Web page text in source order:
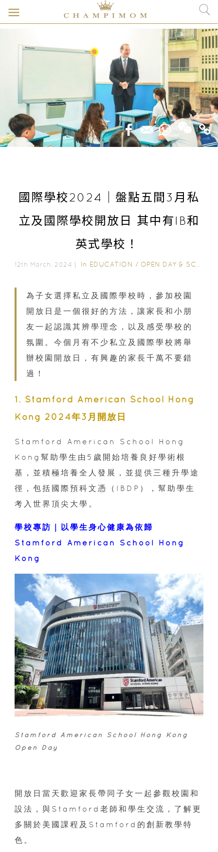
國際學校2024｜盤點五間3月私
立及國際學校開放日 其中有IB和
英式學校！
12th March, 2024｜ In EDUCATION / OPEN DAY & SCHOOL EVENTS
為子女選擇私立及國際學校時，參加校園
開放日是一個很好的方法，讓家長和小朋
友一起認識其辨學理念，以及感受學校的
氛圍。今個月有不少私立及國際學校將舉
辦校園開放日，有興趣的家長千萬不要錯
過！
1. Stamford American School Hong
Kong 2024年3月開放日
Stamford American School Hong
Kong幫助學生由5歲開始培養良好學術根
基，並積極培養全人發展，並提供三種升學途
徑，包括國際預科文憑（IBDP），幫助學生
考入世界頂尖大學。
學校專訪｜以學生身心健康為依歸
Stamford American School Hong
Kong
Stamford American School Hong Kong
Open Day
開放日當天歡迎家長帶同子女一起參觀校園和
設法，與Stamford老師和學生交流，了解更
多關於美國課程及Stamford的創新教學特
色。